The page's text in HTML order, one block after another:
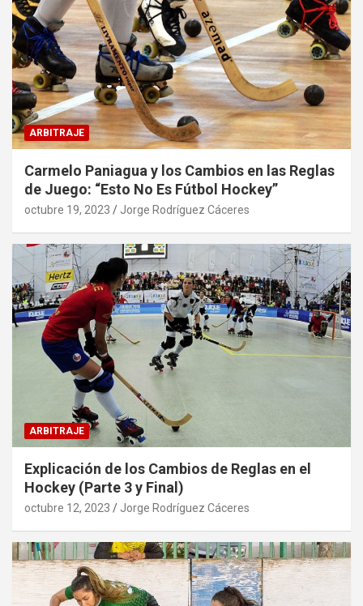
ARBITRAJE
Carmelo Paniagua y los Cambios en las Reglas
de Juego: “Esto No Es Fútbol Hockey”
octubre 19, 2023 Jorge Rodríguez Cáceres
ARBITRAJE
Explicación de los Cambios de Reglas en el
Hockey (Parte 3 y Final)
octubre 12, 2023 Jorge Rodríguez Cáceres